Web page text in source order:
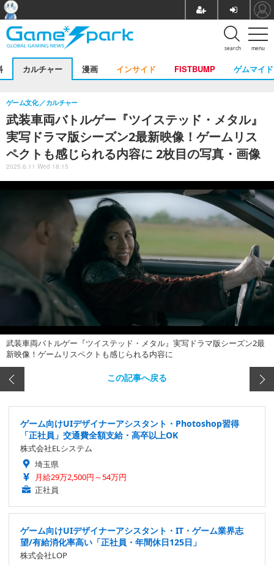
menu
search
カルチャー 漫画 インサイド FISTBUMP ゲムマイド
武装車両バトルゲー『ツイステッド・メタル』
実写ドラマ版シーズン2最新映像！ゲームリス
ペクトも感じられる内容に 2枚目の写真・画像
ゲーム文化 カルチャー
2025.6.11 Wed 18:15
武装車両バトルゲー『ツイステッド・メタル』実写ドラマ版シーズン2最
新映像！ゲームリスペクトも感じられる内容に
この記事へ戻る
ゲーム向けUIデザイナーアシスタント・Photoshop習得
「正社員」交通費全額支給・高卒以上OK
株式会社ELシステム
埼玉県
月給29万2,500円～54万円
正社員
ゲーム向けUIデザイナーアシスタント・IT・ゲーム業界志
望/有給消化率高い「正社員・年間休日125日」
株式会社LOP